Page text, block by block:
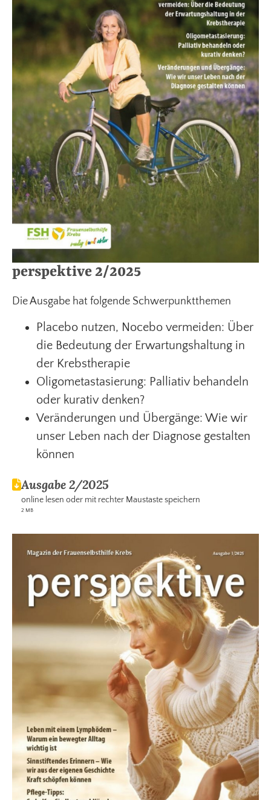
perspektive 2/2025
Die Ausgabe hat folgende Schwerpunktthemen
Placebo nutzen, Nocebo vermeiden: Über
die Bedeutung der Erwartungshaltung in
der Krebstherapie
Oligometastasierung: Palliativ behandeln
oder kurativ denken?
Veränderungen und Übergänge: Wie wir
unser Leben nach der Diagnose gestalten
können
Ausgabe 2/2025
online lesen oder mit rechter Maustaste speichern
2 MB